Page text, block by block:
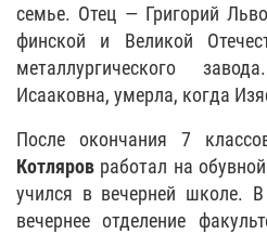
семье. Отец — Григорий
финской и Великой
металлургического
Исааковна, умерла, когда
После окончания 7
Котляров работал на
учился в вечерней школе.
вечернее отделение